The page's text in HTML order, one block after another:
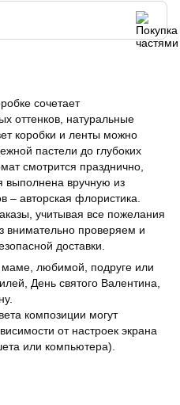
сочетает
оттенков, натуральные
коробки и ленты можно
пастели до глубоких
смотрится празднично,
выполнена вручную из
авторская флористика.
учитывая все пожелания
внимательно проверяем и
доставки.
любимой, подруге или
День святого Валентина,
композиции могут
от настроек экрана
или компьютера).